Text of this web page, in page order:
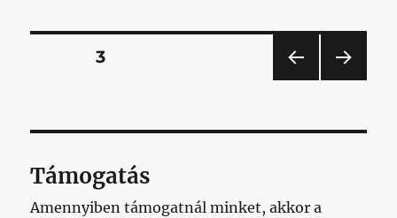
című
Bejegyzések
AL
OLDAL3
OLD
Támogatás
Amennyiben támogatnál minket, akkor a